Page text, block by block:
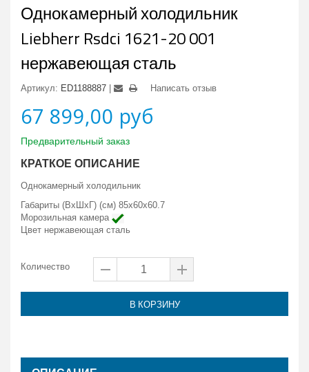
Однокамерный холодильник
Liebherr Rsdci 1621-20 001
нержавеющая сталь
Артикул: ED1188887 Написать отзыв
67 899,00 руб
Предварительный заказ
КРАТКОЕ ОПИСАНИЕ
Однокамерный холодильник
Габариты (ВxШxГ) (см) 85x60x60.7
Морозильная камера
Цвет нержавеющая сталь
Количество
В КОРЗИНУ